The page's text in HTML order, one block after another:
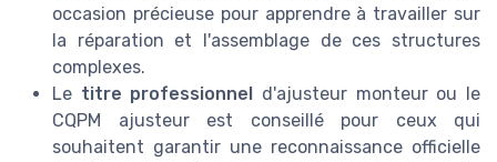
occasion précieuse pour apprendre à travailler sur
la réparation et l'assemblage de ces structures
complexes.
Le titre professionnel d'ajusteur monteur ou le
CQPM ajusteur est conseillé pour ceux qui
souhaitent garantir une reconnaissance officielle